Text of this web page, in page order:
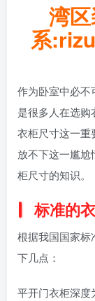
湾
系
作为卧室中必不
是很多人在选购
衣柜尺寸这一重
放不下这一尴
柜尺寸的知识。
标准的
根据我国国家标
下几点：
平开门衣柜深度